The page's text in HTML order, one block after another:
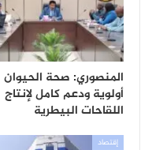
المنصوري: صحة الحيوان
أولوية ودعم كامل لإنتاج
اللقاحات البيطرية
إقتصاد